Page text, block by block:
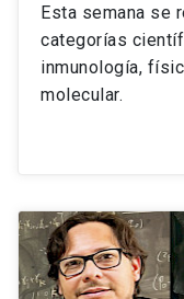
Esta semana se
categorías
inmunología,
molecular.